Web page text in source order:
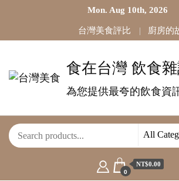
Mon. Aug 10th, 2026
台灣美食評比 廚房的
食在台灣 飲食
為您提供最夸的飲食資
0
NT$0.00